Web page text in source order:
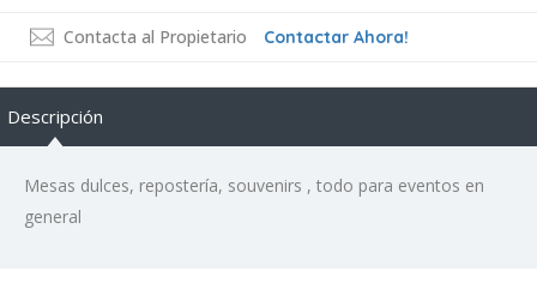
Contacta al Propietario Contactar Ahora!
Descripción
Mesas dulces, repostería, souvenirs , todo para eventos en
general